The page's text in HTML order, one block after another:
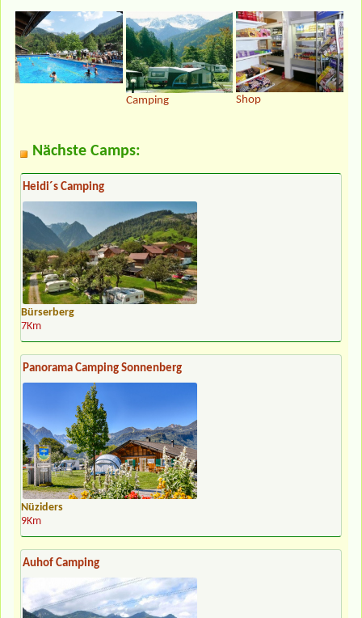
Camping Shop
Nächste Camps:
Heidi´s Camping
Bürserberg
7Km
Panorama Camping Sonnenberg
Nüziders
9Km
Auhof Camping